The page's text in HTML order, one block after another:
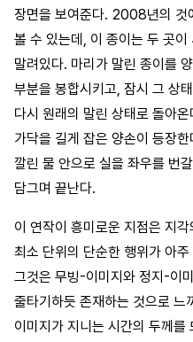
장면을 보여준다. 2008년의 것
볼 수 있는데, 이 종이는 두 곳이
말려있다. 마리가 말린 종이를
부분을 봉합시키고, 잠시 그 상
다시 원래의 말린 상태로 돌아
가닥을 길게 잡은 양손이 등장
깔린 물 안으로 실을 좌우를 번
담그며 끝난다.
이 연작이 흥미로운 지점은 지
최소 단위의 단순한 행위가 아
그것은 무빙-이미지와 정지-이
줄타기하듯 존재하는 것으로 느
이미지가 지니는 시간의 두께를